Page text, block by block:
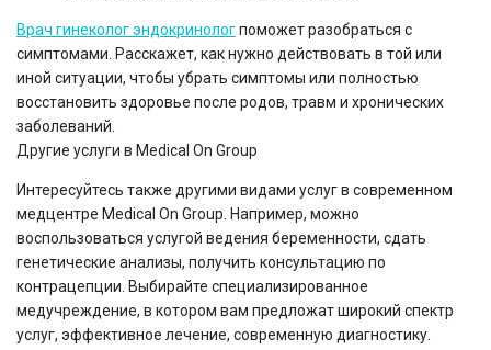
Врач гинеколог эндокринологпоможет разобраться с
симптомами. Расскажет, как нужно действовать в той или
иной ситуации, чтобы убрать симптомы или полностью
восстановить здоровье после родов, травм и хронических
заболеваний.
Другие услуги в Medical On Group
Интересуйтесь также другими видами услуг в современном
медцентре Medical On Group. Например, можно
воспользоваться услугой ведения беременности, сдать
генетические анализы, получить консультацию по
контрацепции. Выбирайте специализированное
медучреждение, в котором вам предложат широкий спектр
услуг, эффективное лечение, современную диагностику.